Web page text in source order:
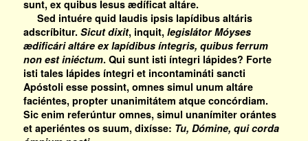
sunt, ex quibus Iesus ædíficat altáre.
Sed intuére quid laudis ipsis lapídibus altáris
adscríbitur. Sicut dixit, inquit, legislátor Móyses
ædificári altáre ex lapídibus íntegris, quibus ferrum
non est iniéctum. Qui sunt isti íntegri lápides? Forte
isti tales lápides íntegri et incontamináti sancti
Apóstoli esse possint, omnes simul unum altáre
faciéntes, propter unanimitátem atque concórdiam.
Sic enim referúntur omnes, simul unanímiter orántes
et aperiéntes os suum, dixísse: Tu, Dómine, qui corda